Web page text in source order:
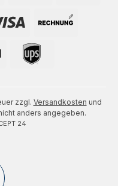
zzgl. Versandkosten und
anders angegeben.
24